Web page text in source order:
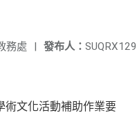
發布人： SUQRX129
務處 |
術文化活動補助作業要